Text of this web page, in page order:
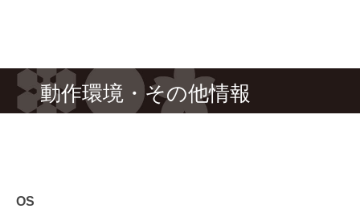
動作環境・その他情報
OS